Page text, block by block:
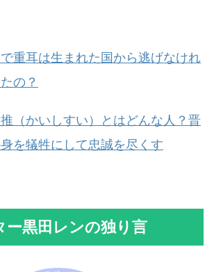
重耳は生まれた国から逃げなけれ
の？
（かいしすい）とはどんな人？晋
を犠牲にして忠誠を尽くす
ー黒田レンの独り言